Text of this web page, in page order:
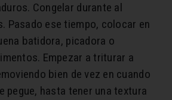
Congelar durante al
Pasado ese tiempo, colocar en
batidora, picadora o
Empezar a triturar a
bien de vez en cuando
pegue, hasta tener una textura